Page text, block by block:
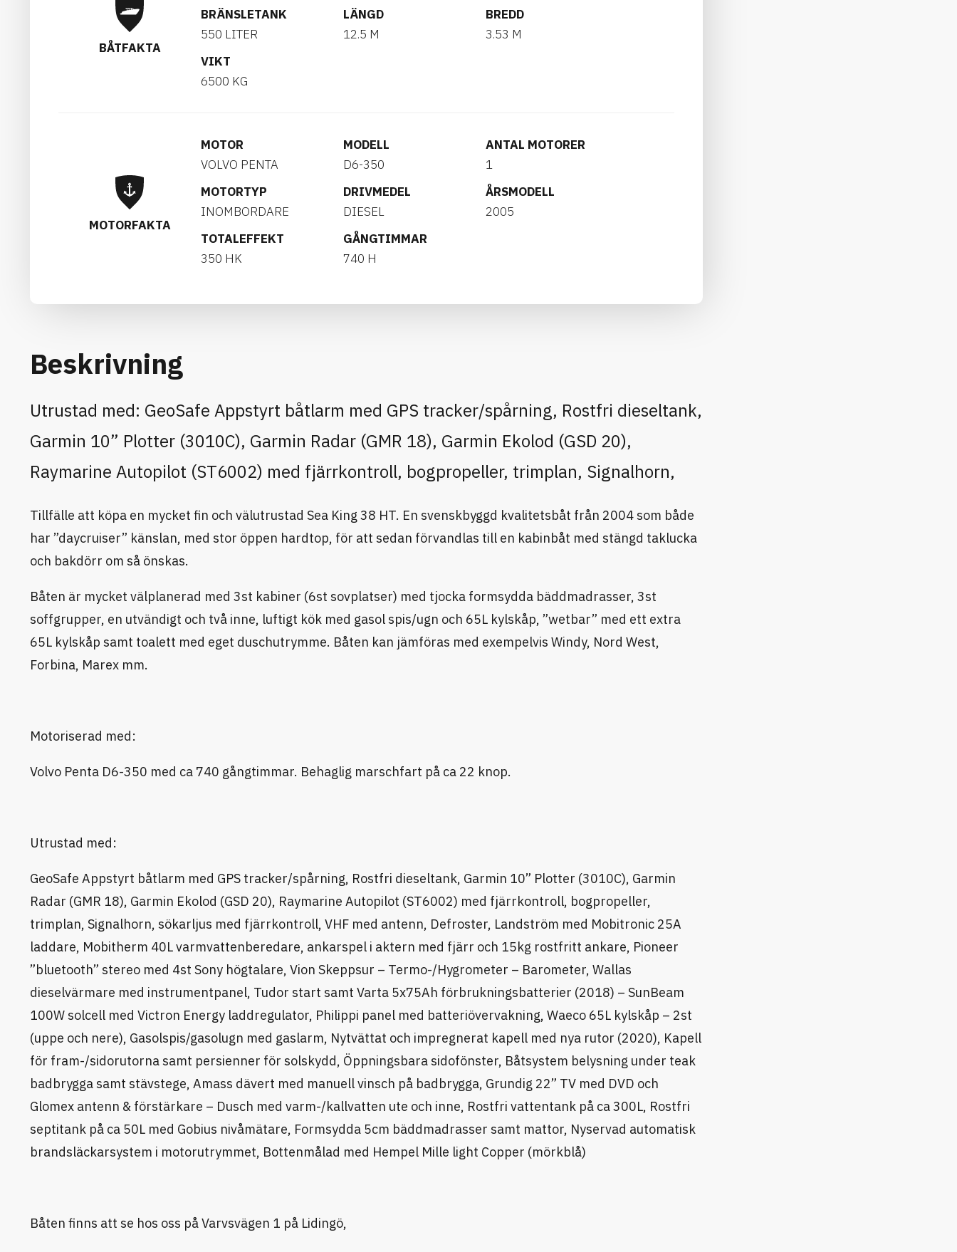
BÅTFAKTA
BRÄNSLETANK
550 LITER
LÄNGD
12.5 M
BREDD
3.53 M
VIKT
6500 KG
MOTORFAKTA
MOTOR
VOLVO PENTA
MODELL
D6-350
ANTAL MOTORER
1
MOTORTYP
INOMBORDARE
DRIVMEDEL
DIESEL
ÅRSMODELL
2005
TOTALEFFEKT
350 HK
GÅNGTIMMAR
740 H
Beskrivning
Utrustad med: GeoSafe Appstyrt båtlarm med GPS tracker/spårning, Rostfri dieseltank,
Garmin 10” Plotter (3010C), Garmin Radar (GMR 18), Garmin Ekolod (GSD 20),
Raymarine Autopilot (ST6002) med fjärrkontroll, bogpropeller, trimplan, Signalhorn,
Tillfälle att köpa en mycket fin och välutrustad Sea King 38 HT. En svenskbyggd kvalitetsbåt från 2004 som både
har ”daycruiser” känslan, med stor öppen hardtop, för att sedan förvandlas till en kabinbåt med stängd taklucka
och bakdörr om så önskas.
Båten är mycket välplanerad med 3st kabiner (6st sovplatser) med tjocka formsydda bäddmadrasser, 3st
soffgrupper, en utvändigt och två inne, luftigt kök med gasol spis/ugn och 65L kylskåp, ”wetbar” med ett extra
65L kylskåp samt toalett med eget duschutrymme. Båten kan jämföras med exempelvis Windy, Nord West,
Forbina, Marex mm.
Motoriserad med:
Volvo Penta D6-350 med ca 740 gångtimmar. Behaglig marschfart på ca 22 knop.
Utrustad med:
GeoSafe Appstyrt båtlarm med GPS tracker/spårning, Rostfri dieseltank, Garmin 10” Plotter (3010C), Garmin
Radar (GMR 18), Garmin Ekolod (GSD 20), Raymarine Autopilot (ST6002) med fjärrkontroll, bogpropeller,
trimplan, Signalhorn, sökarljus med fjärrkontroll, VHF med antenn, Defroster, Landström med Mobitronic 25A
laddare, Mobitherm 40L varmvattenberedare, ankarspel i aktern med fjärr och 15kg rostfritt ankare, Pioneer
”bluetooth” stereo med 4st Sony högtalare, Vion Skeppsur – Termo-/Hygrometer – Barometer, Wallas
dieselvärmare med instrumentpanel, Tudor start samt Varta 5x75Ah förbrukningsbatterier (2018) – SunBeam
100W solcell med Victron Energy laddregulator, Philippi panel med batteriövervakning, Waeco 65L kylskåp – 2st
(uppe och nere), Gasolspis/gasolugn med gaslarm, Nytvättat och impregnerat kapell med nya rutor (2020), Kapell
för fram-/sidorutorna samt persienner för solskydd, Öppningsbara sidofönster, Båtsystem belysning under teak
badbrygga samt stävstege, Amass dävert med manuell vinsch på badbrygga, Grundig 22” TV med DVD och
Glomex antenn & förstärkare – Dusch med varm-/kallvatten ute och inne, Rostfri vattentank på ca 300L, Rostfri
septitank på ca 50L med Gobius nivåmätare, Formsydda 5cm bäddmadrasser samt mattor, Nyservad automatisk
brandsläckarsystem i motorutrymmet, Bottenmålad med Hempel Mille light Copper (mörkblå)
Båten finns att se hos oss på Varvsvägen 1 på Lidingö,